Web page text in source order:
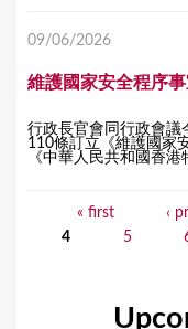
09/06/2026
維護國家安全程序
行政長官會同行政會議
110條訂立《維護國家
《中華人民共和國香
« first ‹
4
5